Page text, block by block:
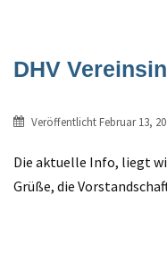
DHV
Veröffentlicht Februar 13,
Die aktuelle Info, liegt
Grüße, die